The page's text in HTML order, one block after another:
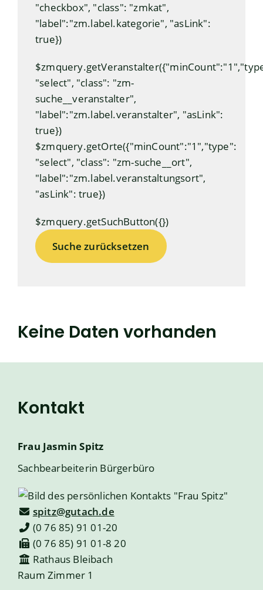
"checkbox", "class": "zmkat",
"label":"zm.label.kategorie", "asLink":
true})
"select", "class": "zm-
suche__veranstalter",
"label":"zm.label.veranstalter", "asLink":
true})
$zmquery.getOrte({"minCount":"1","type":
"select", "class": "zm-suche__ort",
"label":"zm.label.veranstaltungsort",
"asLink": true})
$zmquery.getSuchButton({})
Suche zurücksetzen
Keine Daten vorhanden
Kontakt
Frau Jasmin Spitz
Sachbearbeiterin Bürgerbüro
spitz@gutach.de
(0 76 85) 91 01-20
(0 76 85) 91 01-8 20
Rathaus Bleibach
Raum Zimmer 1